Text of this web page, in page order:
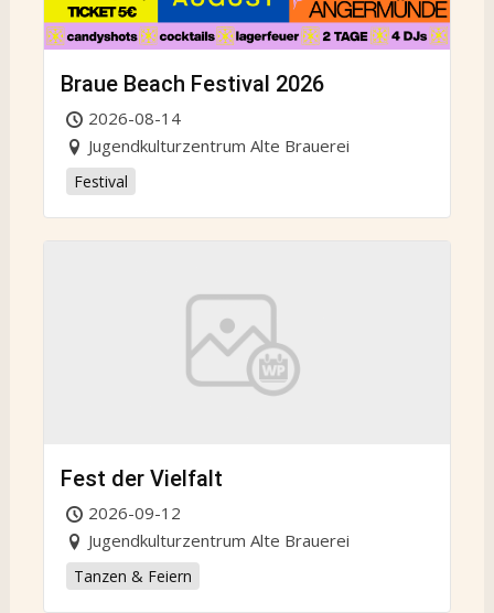
Braue Beach Festival 2026
2026-08-14
Jugendkulturzentrum Alte Brauerei
Festival
Fest der Vielfalt
2026-09-12
Jugendkulturzentrum Alte Brauerei
Tanzen & Feiern